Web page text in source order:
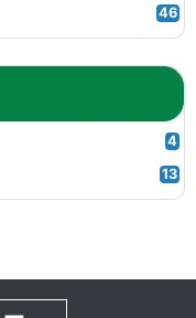
46
4
13